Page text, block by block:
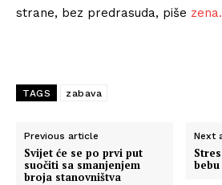
strane, bez predrasuda, piše
TAGS zabava
Previous article
Svijet će se po prvi put
suočiti sa smanjenjem
broja stanovništva
Next
bebu